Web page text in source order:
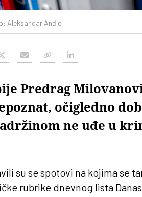
Aleksandar Anđić
Predrag
očigledno
ne uđe u
su se spotovi na kojima se
rubrike dnevnog lista